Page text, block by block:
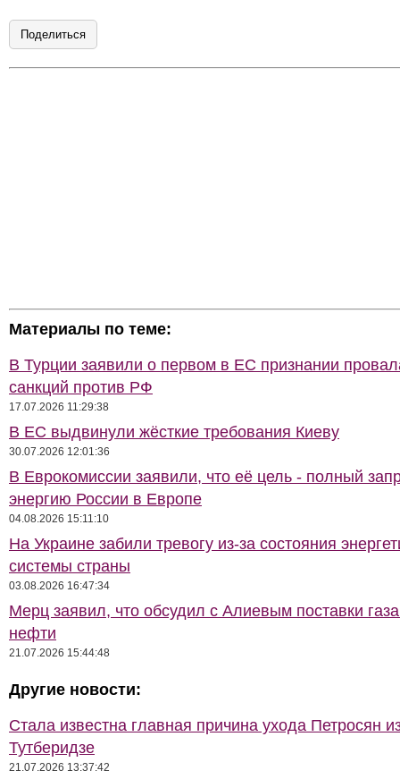
Поделиться
Материалы по теме:
В Турции заявили о первом в ЕС признании
санкций против РФ
17.07.2026 11:29:38
В ЕС выдвинули жёсткие требования Киеву
30.07.2026 12:01:36
В Еврокомиссии заявили, что её цель - полный
энергию России в Европе
04.08.2026 15:11:10
На Украине забили тревогу из-за состояния
системы страны
03.08.2026 16:47:34
Мерц заявил, что обсудил с Алиевым поставки
нефти
21.07.2026 15:44:48
Другие новости:
Стала известна главная причина ухода Петросян
Тутберидзе
21.07.2026 13:37:42